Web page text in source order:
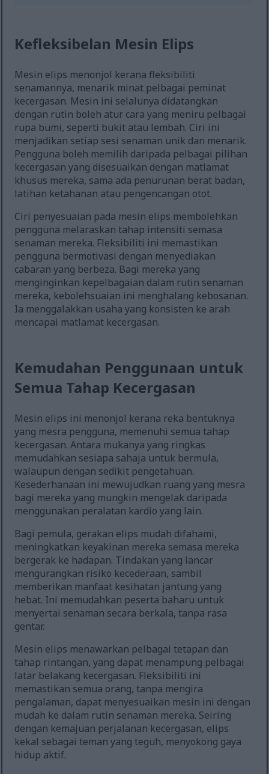
Kefleksibelan Mesin Elips
Mesin elips menonjol kerana fleksibiliti
senamannya, menarik minat pelbagai peminat
kecergasan. Mesin ini selalunya didatangkan
dengan rutin boleh atur cara yang meniru pelbagai
rupa bumi, seperti bukit atau lembah. Ciri ini
menjadikan setiap sesi senaman unik dan menarik.
Pengguna boleh memilih daripada pelbagai pilihan
kecergasan yang disesuaikan dengan matlamat
khusus mereka, sama ada penurunan berat badan,
latihan ketahanan atau pengencangan otot.
Ciri penyesuaian pada mesin elips membolehkan
pengguna melaraskan tahap intensiti semasa
senaman mereka. Fleksibiliti ini memastikan
pengguna bermotivasi dengan menyediakan
cabaran yang berbeza. Bagi mereka yang
menginginkan kepelbagaian dalam rutin senaman
mereka, kebolehsuaian ini menghalang kebosanan.
Ia menggalakkan usaha yang konsisten ke arah
mencapai matlamat kecergasan.
Kemudahan Penggunaan untuk
Semua Tahap Kecergasan
Mesin elips ini menonjol kerana reka bentuknya
yang mesra pengguna, memenuhi semua tahap
kecergasan. Antara mukanya yang ringkas
memudahkan sesiapa sahaja untuk bermula,
walaupun dengan sedikit pengetahuan.
Kesederhanaan ini mewujudkan ruang yang mesra
bagi mereka yang mungkin mengelak daripada
menggunakan peralatan kardio yang lain.
Bagi pemula, gerakan elips mudah difahami,
meningkatkan keyakinan mereka semasa mereka
bergerak ke hadapan. Tindakan yang lancar
mengurangkan risiko kecederaan, sambil
memberikan manfaat kesihatan jantung yang
hebat. Ini memudahkan peserta baharu untuk
menyertai senaman secara berkala, tanpa rasa
gentar.
Mesin elips menawarkan pelbagai tetapan dan
tahap rintangan, yang dapat menampung pelbagai
latar belakang kecergasan. Fleksibiliti ini
memastikan semua orang, tanpa mengira
pengalaman, dapat menyesuaikan mesin ini dengan
mudah ke dalam rutin senaman mereka. Seiring
dengan kemajuan perjalanan kecergasan, elips
kekal sebagai teman yang teguh, menyokong gaya
hidup aktif.